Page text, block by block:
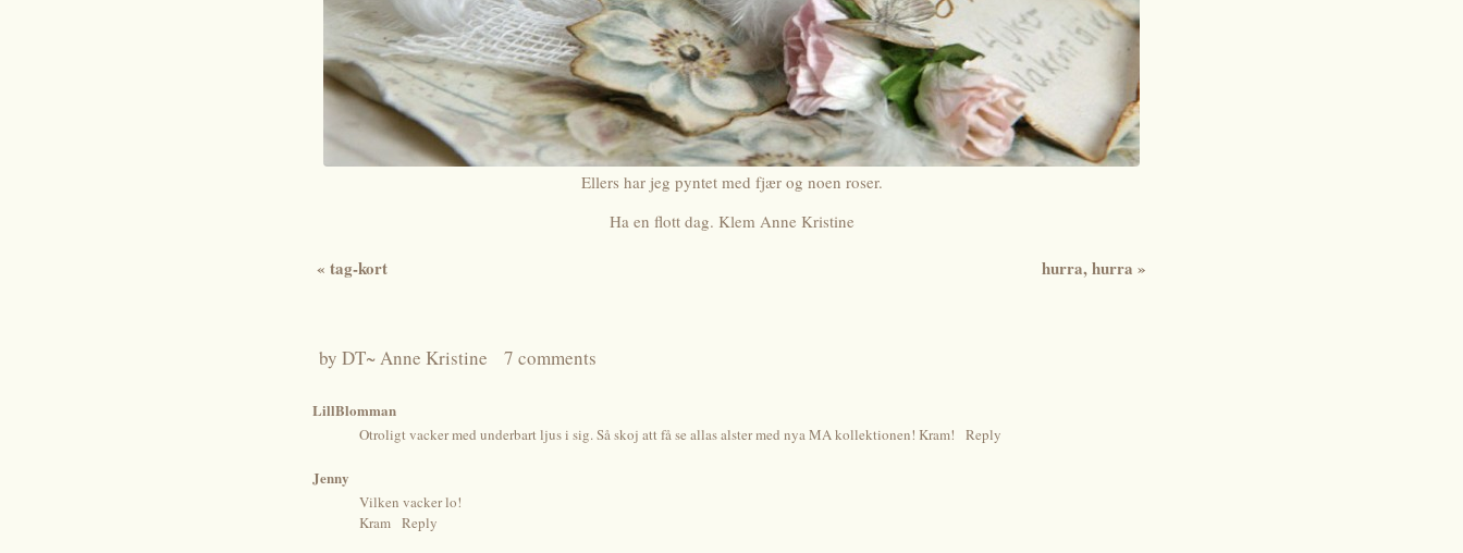
Ellers har jeg pyntet med fjær og noen roser.
Ha en flott dag. Klem Anne Kristine
« tag-kort hurra, hurra »
by DT~ Anne Kristine 7 comments
LillBlomman
Otroligt vacker med underbart ljus i sig. Så skoj att få se allas alster med nya MA kollektionen! Kram! Reply
Jenny
Vilken vacker lo!
Kram Reply